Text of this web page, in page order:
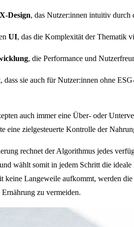
Design, das Nutzer:innen intuitiv durch
UI, das die Komplexität der Thematik
, die Performance und
dass sie auch für Nutzer:innen ohne
auch immer eine Über- oder
eine zielgesteuerte Kontrolle der
rechnet der Algorithmus jedes
wählt somit in jedem Schritt die ideale
keine Langeweile aufkommt, werden
zu vermeiden.